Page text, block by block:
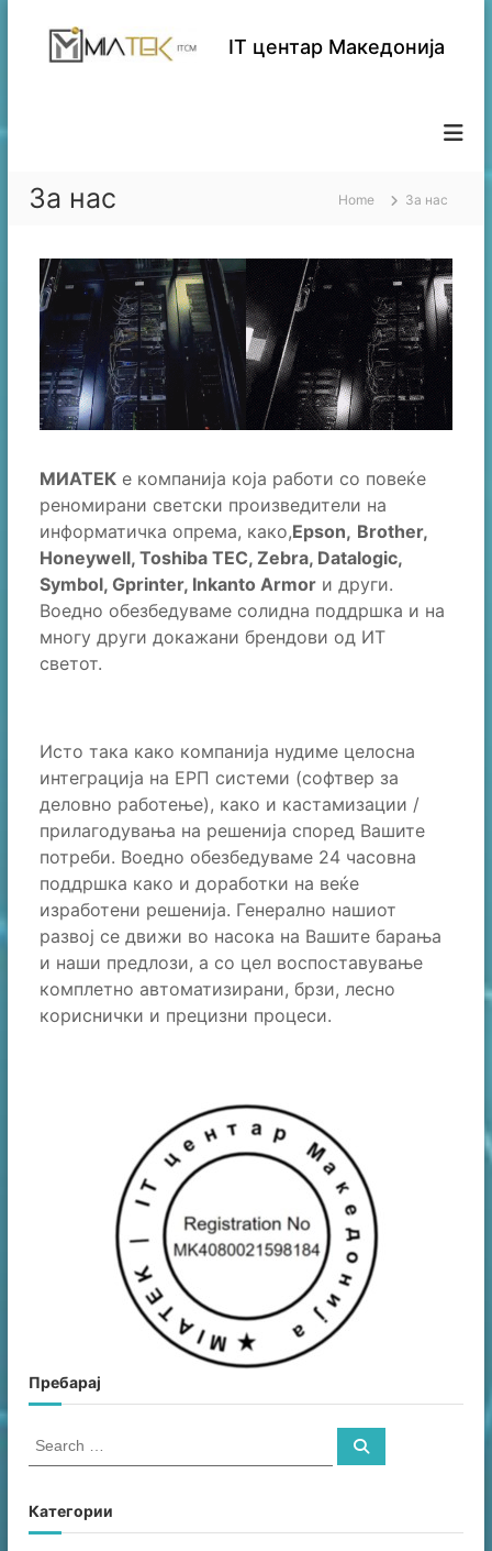
IT центар Македонија
За нас Home За нас
МИАТЕК е компанија која работи со повеќе
реномирани светски произведители на
информатичка опрема, како,Epson, Brother,
Honeywell, Toshiba TEC, Zebra, Datalogic,
Symbol, Gprinter, Inkanto Armor и други.
Воедно обезбедуваме солидна поддршка и на
многу други докажани брендови од ИТ
светот.
Исто така како компанија нудиме целосна
интеграција на ЕРП системи (софтвер за
деловно работење), како и кастамизации /
прилагодувања на решенија според Вашите
потреби. Воедно обезбедуваме 24 часовна
поддршка како и доработки на веќе
изработени решенија. Генерално нашиот
развој се движи во насока на Вашите барања
и наши предлози, а со цел воспоставување
комплетно автоматизирани, брзи, лесно
кориснички и прецизни процеси.
Пребарај
S
r
c
S
Категории